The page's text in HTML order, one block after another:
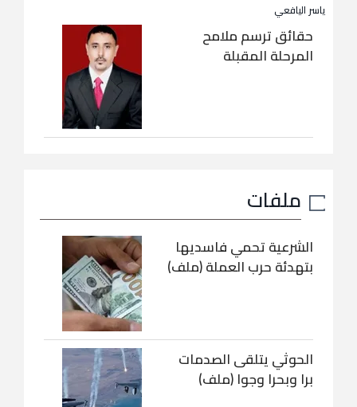
ياسر اليافعي
حقائق ترسم ملامح
المرحلة المقبلة
ملفات
الشرعية تحمي فاسديها
بتهدئة حرب العملة (ملف)
الحوثي يتلقى الصدمات
برا وبحرا وجوا (ملف)